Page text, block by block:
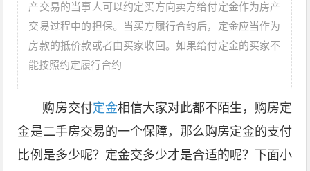
产交易的当事人可以约定买方向卖方给付定金作为房产
交易过程中的担保。当买方履行合约后，定金应当作为
房款的抵价款或者由买家收回。如果给付定金的买家不
能按照约定履行合约
购房交付定金相信大家对此都不陌生，购房定
金是二手房交易的一个保障，那么购房定金的支付
比例是多少呢？定金交多少才是合适的呢？下面小